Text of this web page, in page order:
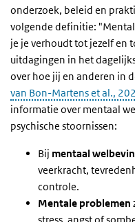
onderzoek, beleid en
volgende definitie:
je je verhoudt tot jezelf en
uitdagingen in het
over hoe jij en anderen in
van Bon-Martens et al.,
informatie over mentaal
psychische stoornissen:
Bij mentaal
veerkracht,
controle.
Mentale problemen